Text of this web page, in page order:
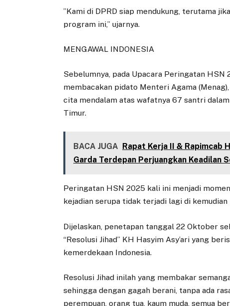
‎”Kami di DPRD siap mendukung, terutama
program ini,” ujarnya.
MENGAWAL INDONESIA
Sebelumnya, pada Upacara Peringatan
membacakan pidato Menteri Agama
cita mendalam atas wafatnya 67 santri
Timur.
BACA JUGA Rapat Kerja II & Rapimcab
Garda Terdepan Perjuangkan Keadilan
‎Peringatan HSN 2025 kali ini menjadi
kejadian serupa tidak terjadi lagi di kemudian
Dijelaskan, penetapan tanggal 22 Oktober
“Resolusi Jihad” KH Hasyim Asy’ari yang
kemerdekaan Indonesia.
Resolusi Jihad inilah yang membakar
sehingga dengan gagah berani, tanpa ada
perempuan, orang tua, kaum muda, semua